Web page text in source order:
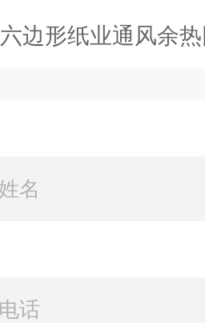
六边形纸业通风余